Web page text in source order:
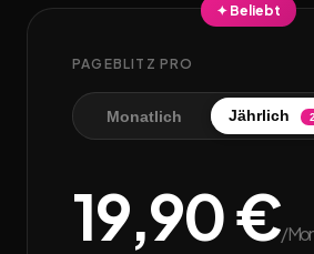
✦ Beliebt
PAGEBLITZ PRO
Monatlich Jährlich
19,90 €/